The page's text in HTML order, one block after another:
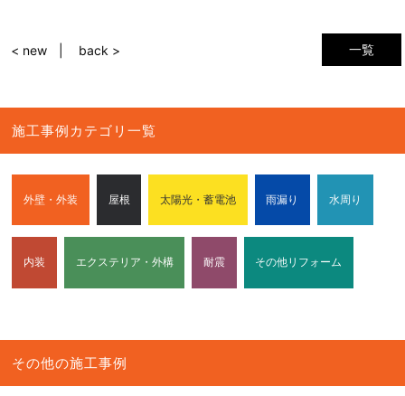
一覧
< new back >
施工事例カテゴリ一覧
外壁・外装 屋根 太陽光・蓄電池 雨漏り 水周り
内装 エクステリア・外構 耐震 その他リフォーム
その他の施工事例